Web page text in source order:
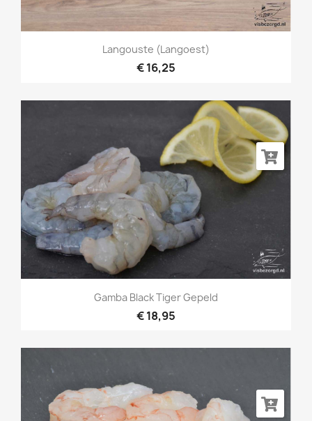
Langouste (langoest)
€ 16,25
Gamba Black Tiger Gepeld
€ 18,95